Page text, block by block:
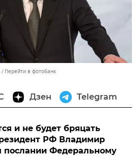
Перейти в фотобанк
Дзен Telegram
и не будет бряцать
РФ Владимир
послании Федеральному